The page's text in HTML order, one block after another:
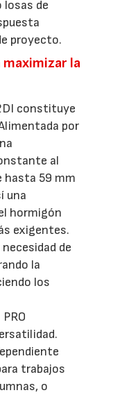
losas de
proyecto.
maximizar la
constituye
por
al
hasta 59 mm
una
hormigón
exigentes.
de
la
los
trabajos
o